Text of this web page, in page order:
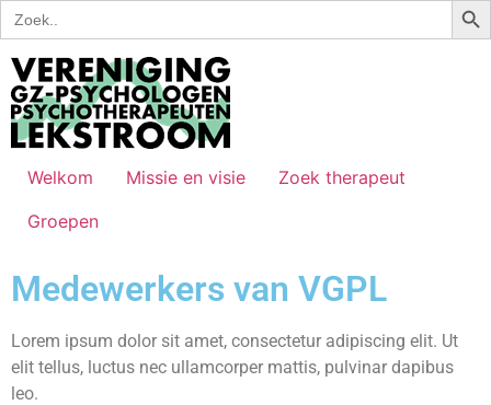
Zoek
naar:
Welkom Missie en visie
Zoek therapeut
Groepen
Medewerkers van VGPL
Lorem ipsum dolor sit amet, consectetur adipiscing elit. Ut
elit tellus, luctus nec ullamcorper mattis, pulvinar dapibus
leo.